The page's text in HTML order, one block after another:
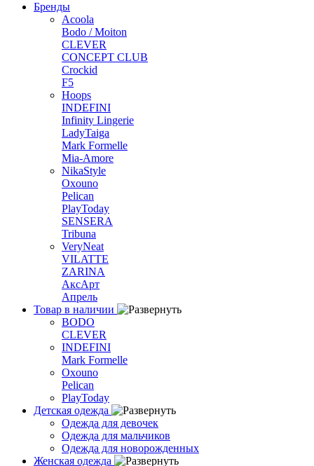
Бренды
Acoola
Bodo / Moiton
CLEVER
CONCEPT CLUB
Crockid
F5
Hoops
INDEFINI
Infinity Lingerie
LadyTaiga
Mark Formelle
Mia-Amore
NikaStyle
Oxouno
Pelican
PlayToday
SENSERA
Tribuna
VeryNeat
VILATTE
ZARINA
АксАрт
Апрель
Товар в наличии
BODO
CLEVER
INDEFINI
Mark Formelle
Oxouno
Pelican
PlayToday
Детская одежда
Одежда для девочек
Одежда для мальчиков
Одежда для новорожденных
Женская одежда